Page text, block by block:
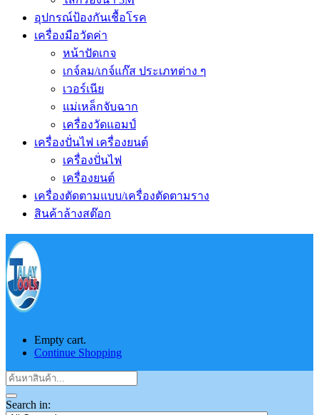
อุปกรณ์ป้องกันเชื้อโรค
เครื่องมือวัดค่า
หน้าปัดเกจ
เกจ์ลม/เกจ์แก๊ส ประเภทต่าง ๆ
เวอร์เนีย
แม่เหล็กจับฉาก
เครื่องวัดแอมป์
เครื่องปั่นไฟ เครื่องยนต์
เครื่องปั่นไฟ
เครื่องยนต์
เครื่องตัดตามแบบ/เครื่องตัดตามราง
สินค้าล้างสต๊อก
Empty cart.
Continue Shopping
Search in: